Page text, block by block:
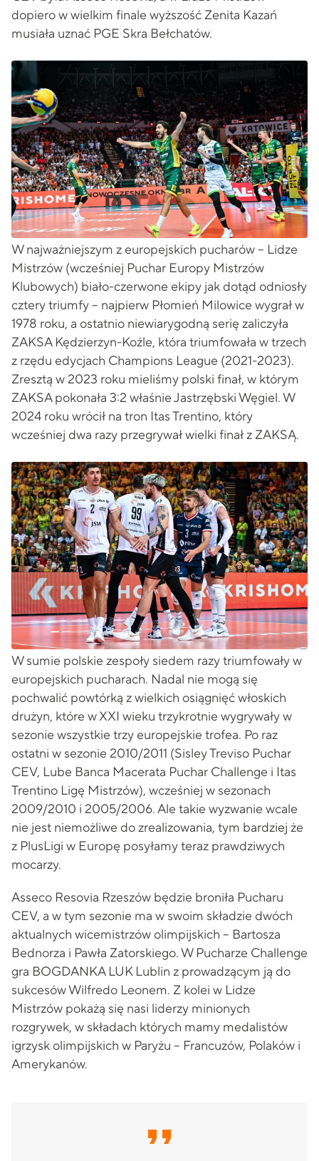
dopiero w wielkim finale wyższość Zenita Kazań
musiała uznać PGE Skra Bełchatów.
W najważniejszym z europejskich pucharów – Lidze
Mistrzów (wcześniej Puchar Europy Mistrzów
Klubowych) biało-czerwone ekipy jak dotąd odniosły
cztery triumfy – najpierw Płomień Milowice wygrał w
1978 roku, a ostatnio niewiarygodną serię zaliczyła
ZAKSA Kędzierzyn-Koźle, która triumfowała w trzech
z rzędu edycjach Champions League (2021-2023).
Zresztą w 2023 roku mieliśmy polski finał, w którym
ZAKSA pokonała 3:2 właśnie Jastrzębski Węgiel. W
2024 roku wrócił na tron Itas Trentino, który
wcześniej dwa razy przegrywał wielki finał z ZAKSĄ.
W sumie polskie zespoły siedem razy triumfowały w
europejskich pucharach. Nadal nie mogą się
pochwalić powtórką z wielkich osiągnięć włoskich
drużyn, które w XXI wieku trzykrotnie wygrywały w
sezonie wszystkie trzy europejskie trofea. Po raz
ostatni w sezonie 2010/2011 (Sisley Treviso Puchar
CEV, Lube Banca Macerata Puchar Challenge i Itas
Trentino Ligę Mistrzów), wcześniej w sezonach
2009/2010 i 2005/2006. Ale takie wyzwanie wcale
nie jest niemożliwe do zrealizowania, tym bardziej że
z PlusLigi w Europę posyłamy teraz prawdziwych
mocarzy.
Asseco Resovia Rzeszów będzie broniła Pucharu
CEV, a w tym sezonie ma w swoim składzie dwóch
aktualnych wicemistrzów olimpijskich – Bartosza
Bednorza i Pawła Zatorskiego. W Pucharze Challenge
gra BOGDANKA LUK Lublin z prowadzącym ją do
sukcesów Wilfredo Leonem. Z kolei w Lidze
Mistrzów pokażą się nasi liderzy minionych
rozgrywek, w składach których mamy medalistów
igrzysk olimpijskich w Paryżu – Francuzów, Polaków i
Amerykanów.